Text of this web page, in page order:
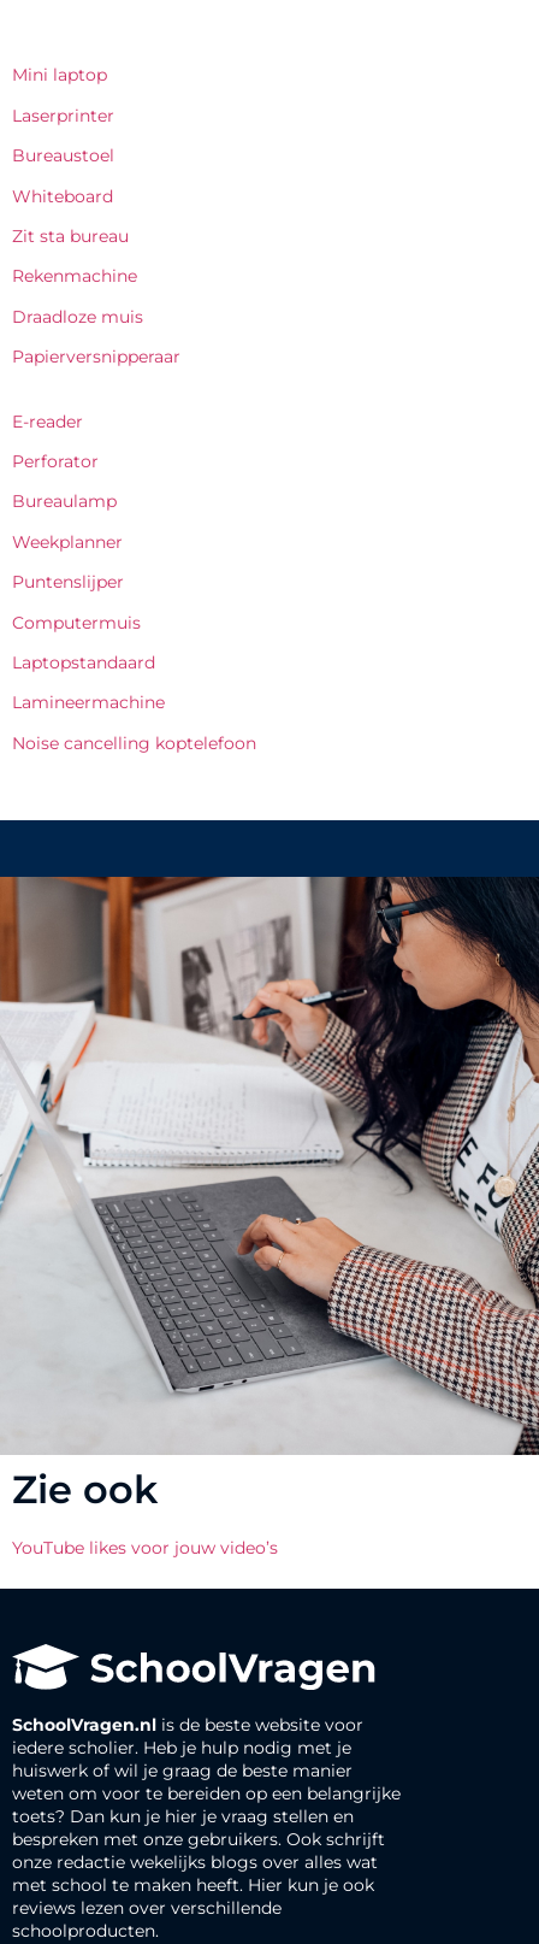
Mini laptop
Laserprinter
Bureaustoel
Whiteboard
Zit sta bureau
Rekenmachine
Draadloze muis
Papierversnipperaar
E-reader
Perforator
Bureaulamp
Weekplanner
Puntenslijper
Computermuis
Laptopstandaard
Lamineermachine
Noise cancelling koptelefoon
Zie ook
YouTube likes voor jouw video’s
SchoolVragen.nl is de beste website voor
iedere scholier. Heb je hulp nodig met je
huiswerk of wil je graag de beste manier
weten om voor te bereiden op een belangrijke
toets? Dan kun je hier je vraag stellen en
bespreken met onze gebruikers. Ook schrijft
onze redactie wekelijks blogs over alles wat
met school te maken heeft. Hier kun je ook
reviews lezen over verschillende
schoolproducten.